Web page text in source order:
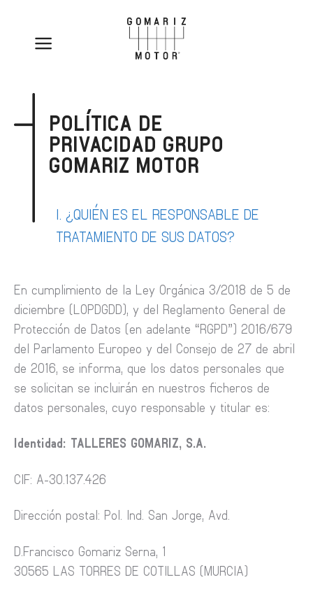
POLÍTICA DE
PRIVACIDAD GRUPO
GOMARIZ MOTOR
I. ¿QUIÉN ES EL RESPONSABLE DE
TRATAMIENTO DE SUS DATOS?
En cumplimiento de la Ley Orgánica 3/2018 de 5 de
diciembre (LOPDGDD), y del Reglamento General de
Protección de Datos (en adelante “RGPD”) 2016/679
del Parlamento Europeo y del Consejo de 27 de abril
de 2016, se informa, que los datos personales que
se solicitan se incluirán en nuestros ficheros de
datos personales, cuyo responsable y titular es:
Identidad: TALLERES GOMARIZ, S.A.
CIF: A-30.137.426
Dirección postal: Pol. Ind. San Jorge, Avd.
D.Francisco Gomariz Serna, 1
30565 LAS TORRES DE COTILLAS (MURCIA)